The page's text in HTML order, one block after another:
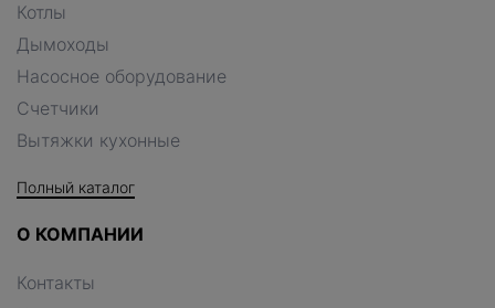
Котлы
Дымоходы
Насосное оборудование
Счетчики
Вытяжки кухонные
Полный каталог
О КОМПАНИИ
Контакты